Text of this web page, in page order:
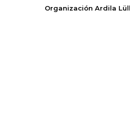
Organización Ardila